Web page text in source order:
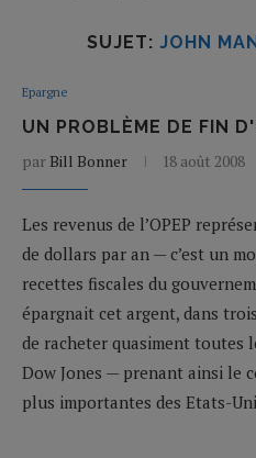
SUJET: JOHN
Epargne
UN PROBLÈME DE FIN
par Bill Bonner 18 août 2008
Les revenus de l’OPEP
de dollars par an — c’est un
recettes fiscales du
épargnait cet argent, dans
de racheter quasiment toutes
Dow Jones — prenant ainsi le
plus importantes des Etats-